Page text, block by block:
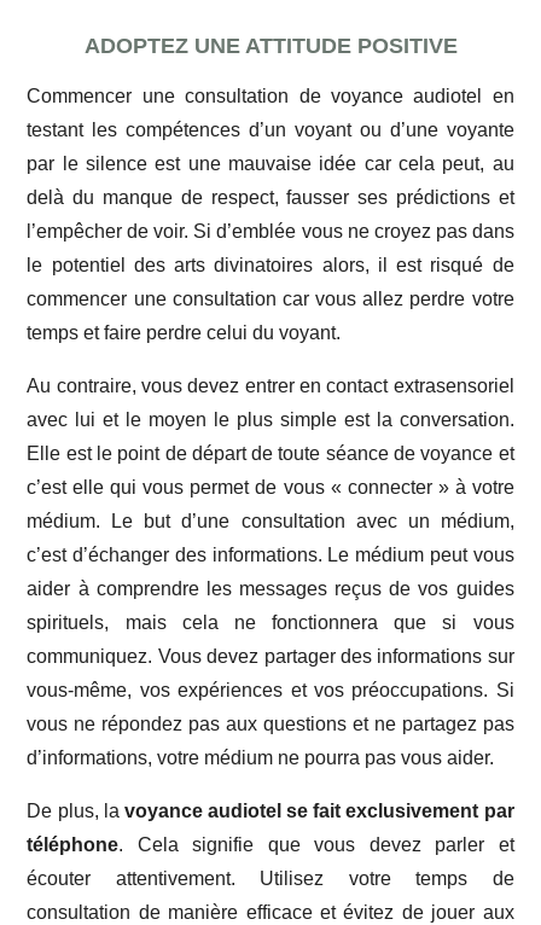
ADOPTEZ UNE ATTITUDE POSITIVE
Commencer une consultation de voyance audiotel en
testant les compétences d’un voyant ou d’une voyante
par le silence est une mauvaise idée car cela peut, au
delà du manque de respect, fausser ses prédictions et
l’empêcher de voir. Si d’emblée vous ne croyez pas dans
le potentiel des arts divinatoires alors, il est risqué de
commencer une consultation car vous allez perdre votre
temps et faire perdre celui du voyant.
Au contraire, vous devez entrer en contact extrasensoriel
avec lui et le moyen le plus simple est la conversation.
Elle est le point de départ de toute séance de voyance et
c’est elle qui vous permet de vous « connecter » à votre
médium. Le but d’une consultation avec un médium,
c’est d’échanger des informations. Le médium peut vous
aider à comprendre les messages reçus de vos guides
spirituels, mais cela ne fonctionnera que si vous
communiquez. Vous devez partager des informations sur
vous-même, vos expériences et vos préoccupations. Si
vous ne répondez pas aux questions et ne partagez pas
d’informations, votre médium ne pourra pas vous aider.
De plus, la voyance audiotel se fait exclusivement par
téléphone. Cela signifie que vous devez parler et
écouter attentivement. Utilisez votre temps de
consultation de manière efficace et évitez de jouer aux